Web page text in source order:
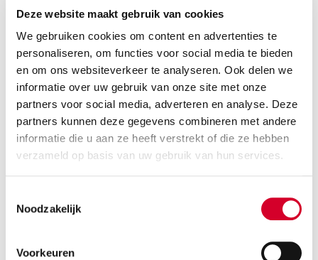
Deze website maakt gebruik van cookies
We gebruiken cookies om content en advertenties te
personaliseren, om functies voor social media te bieden
en om ons websiteverkeer te analyseren. Ook delen we
informatie over uw gebruik van onze site met onze
partners voor social media, adverteren en analyse. Deze
partners kunnen deze gegevens combineren met andere
informatie die u aan ze heeft verstrekt of die ze hebben
verzameld op basis van uw gebruik van hun services.
Noodzakelijk
Voorkeuren
Overtoom?
Hoe lever ik mijn auto in buiten openingstijden
bij Avis Amsterdam Overtoom?
Hoe bereik ik Avis Amsterdam Overtoom met het
openbaar vervoer?